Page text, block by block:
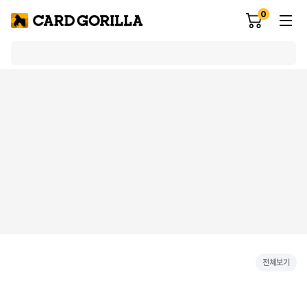
0
전체보기